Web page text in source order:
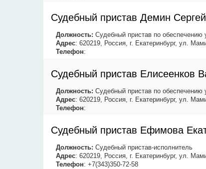
Судебный пристав Демин
Должность: Судебный пристав по обеспечению
Адрес: 620219, Россия, г. Екатеринбург, ул.
Телефон:
Судебный пристав Елисеенков
Должность: Судебный пристав по обеспечению
Адрес: 620219, Россия, г. Екатеринбург, ул.
Телефон:
Судебный пристав Ефимова
Должность: Судебный пристав-исполнитель
Адрес: 620219, Россия, г. Екатеринбург, ул.
Телефон: +7(343)350-72-58